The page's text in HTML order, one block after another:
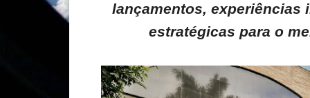
lançamentos, experiências
estratégicas para o